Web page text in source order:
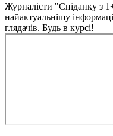
Журналісти "Сніданку з
найактуальнішу
глядачів. Будь в курсі!